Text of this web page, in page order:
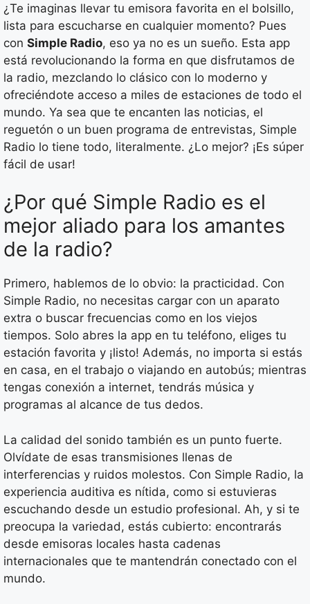
¿Te imaginas llevar tu emisora favorita en el bolsillo,
lista para escucharse en cualquier momento? Pues
con Simple Radio, eso ya no es un sueño. Esta app
está revolucionando la forma en que disfrutamos de
la radio, mezclando lo clásico con lo moderno y
ofreciéndote acceso a miles de estaciones de todo el
mundo. Ya sea que te encanten las noticias, el
reguetón o un buen programa de entrevistas, Simple
Radio lo tiene todo, literalmente. ¿Lo mejor? ¡Es súper
fácil de usar!
¿Por qué Simple Radio es el
mejor aliado para los amantes
de la radio?
Primero, hablemos de lo obvio: la practicidad. Con
Simple Radio, no necesitas cargar con un aparato
extra o buscar frecuencias como en los viejos
tiempos. Solo abres la app en tu teléfono, eliges tu
estación favorita y ¡listo! Además, no importa si estás
en casa, en el trabajo o viajando en autobús; mientras
tengas conexión a internet, tendrás música y
programas al alcance de tus dedos.
La calidad del sonido también es un punto fuerte.
Olvídate de esas transmisiones llenas de
interferencias y ruidos molestos. Con Simple Radio, la
experiencia auditiva es nítida, como si estuvieras
escuchando desde un estudio profesional. Ah, y si te
preocupa la variedad, estás cubierto: encontrarás
desde emisoras locales hasta cadenas
internacionales que te mantendrán conectado con el
mundo.